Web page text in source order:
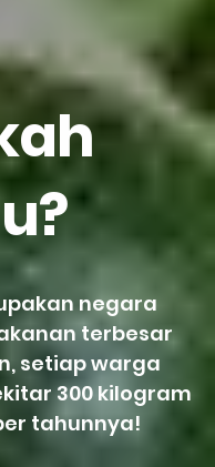
negara
terbesar
setiap warga
300 kilogram
tahunnya!